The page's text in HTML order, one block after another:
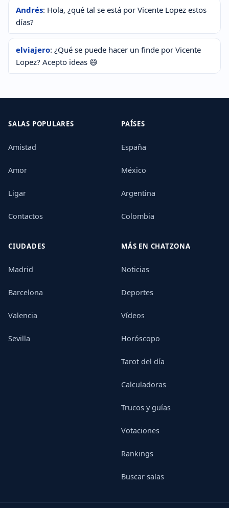
Andrés: Hola, ¿qué tal se está por Vicente Lopez estos
días?
elviajero: ¿Qué se puede hacer un finde por Vicente
Lopez? Acepto ideas 😄
SALAS POPULARES
Amistad
Amor
Ligar
Contactos
PAÍSES
España
México
Argentina
Colombia
CIUDADES
Madrid
Barcelona
Valencia
Sevilla
MÁS EN CHATZONA
Noticias
Deportes
Vídeos
Horóscopo
Tarot del día
Calculadoras
Trucos y guías
Votaciones
Rankings
Buscar salas